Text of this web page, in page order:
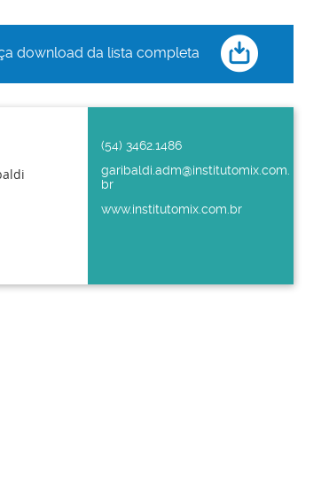
download da lista completa
(54) 3462.1486
garibaldi.adm@institutomix.com.
br
www.institutomix.com.br